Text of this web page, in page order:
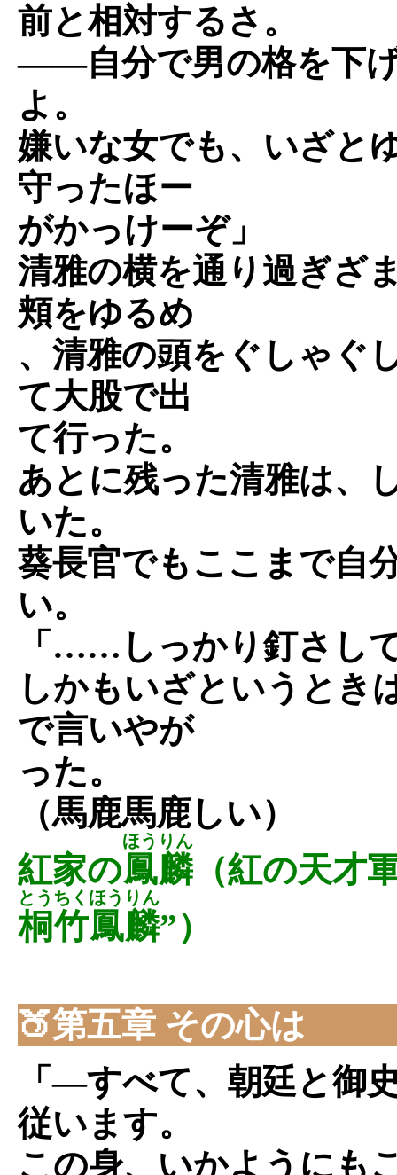
前と相対するさ。
――自分で男の格を下
よ。
嫌いな女でも、いざと
守ったほー
がかっけーぞ」
清雅の横を通り過ぎざ
頬をゆるめ
、清雅の頭をぐしゃぐ
て大股で出
て行った。
あとに残った清雅は、
いた。
葵長官でもここまで自
い。
「……しっかり釘さし
しかもいざというとき
で言いやが
った。
（馬鹿馬鹿しい）
紅家の鳳麟
ほうりん
（紅の天才
桐竹鳳麟
とうちくほうりん
”）
🍑第五章 その心は
「―すべて、朝廷と御
従います。
この身、いかようにも